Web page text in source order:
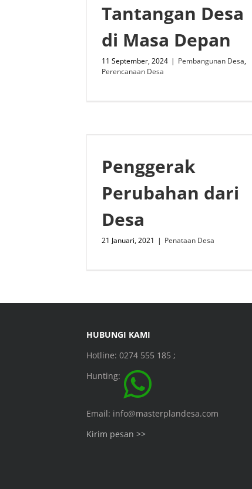
Tantangan Desa
di Masa Depan
11 September, 2024 | Pembangunan Desa,
Perencanaan Desa
Penggerak
Perubahan dari
Desa
21 Januari, 2021 | Penataan Desa
HUBUNGI KAMI
Hotline: 0274 555 185 ;
Hunting:
Email: info@masterplandesa.com
Kirim pesan >>